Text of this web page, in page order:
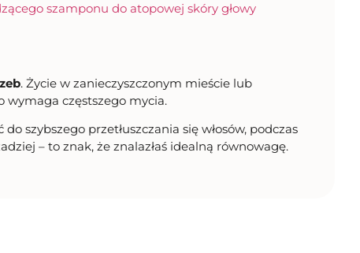
szamponu do atopowej skóry głowy
. Życie w zanieczyszczonym mieście lub
wymaga częstszego mycia.
szybszego przetłuszczania się włosów, podczas
– to znak, że znalazłaś idealną równowagę.